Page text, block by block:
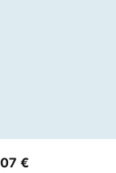
€